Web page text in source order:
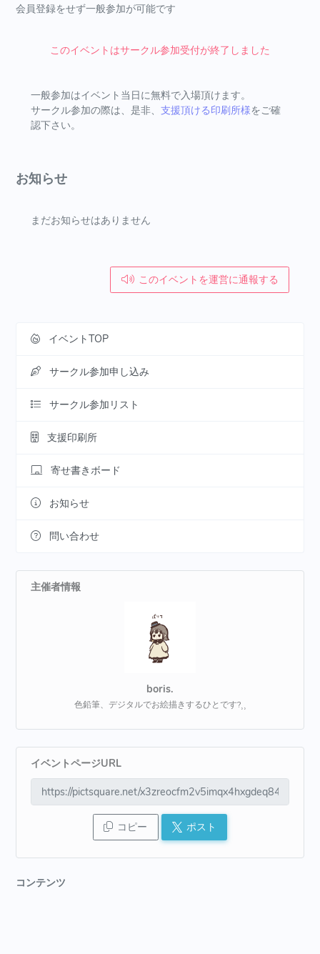
会員登録をせず一般参加が可能です
このイベントはサークル参加受付が終了しました
一般参加はイベント当日に無料で入場頂けます。
サークル参加の際は、是非、 支援頂ける印刷所様をご確
認下さい。
お知らせ
まだお知らせはありません
このイベントを運営に通報する
イベントTOP
サークル参加申し込み
サークル参加リスト
支援印刷所
寄せ書きボード
お知らせ
問い合わせ
主催者情報
boris.
色鉛筆、デジタルでお絵描きするひとです?⸒⸒
イベントページURL
コピー ポスト
コンテンツ